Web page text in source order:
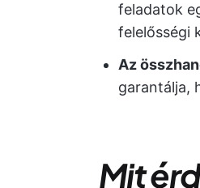
feladatok
felelősségi
Az
garantálja,
Mit